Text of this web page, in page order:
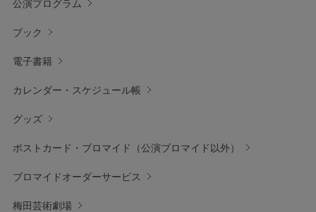
公演プログラム
ブック
電子書籍
カレンダー・スケジュール帳
グッズ
ポストカード・ブロマイド（公演ブロマイド以外）
ブロマイドオーダーサービス
梅田芸術劇場